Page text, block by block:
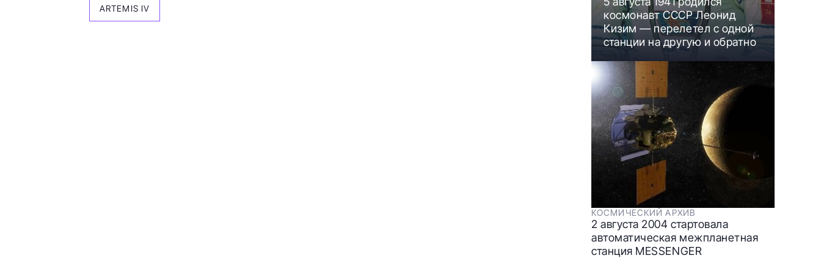
ARTEMIS IV
космонавт СССР Леонид
Кизим — перелетел с одной
станции на другую и обратно
КОСМИЧЕСКИЙ АРХИВ
2 августа 2004 стартовала
автоматическая межпланетная
станция MESSENGER